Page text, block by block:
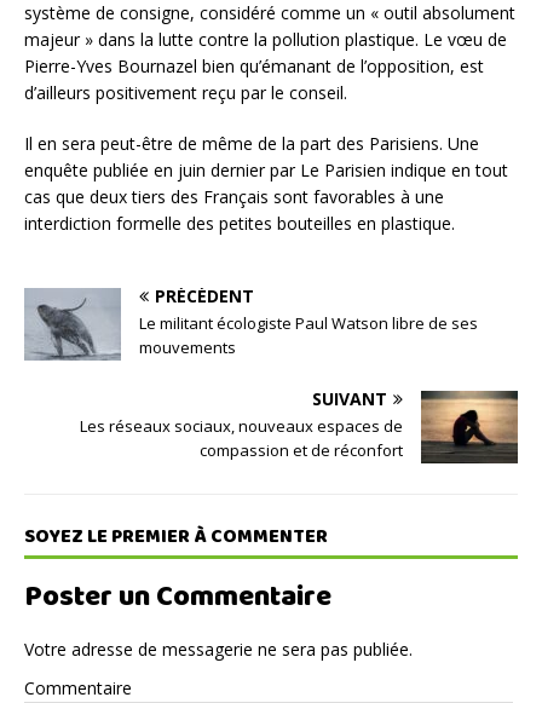
système de consigne, considéré comme un « outil absolument
majeur » dans la lutte contre la pollution plastique. Le vœu de
Pierre-Yves Bournazel bien qu’émanant de l’opposition, est
d’ailleurs positivement reçu par le conseil.
Il en sera peut-être de même de la part des Parisiens. Une
enquête publiée en juin dernier par Le Parisien indique en tout
cas que deux tiers des Français sont favorables à une
interdiction formelle des petites bouteilles en plastique.
PRÉCÉDENT
Le militant écologiste Paul Watson libre de ses
mouvements
SUIVANT
Les réseaux sociaux, nouveaux espaces de
compassion et de réconfort
SOYEZ LE PREMIER À COMMENTER
Poster un Commentaire
Votre adresse de messagerie ne sera pas publiée.
Commentaire